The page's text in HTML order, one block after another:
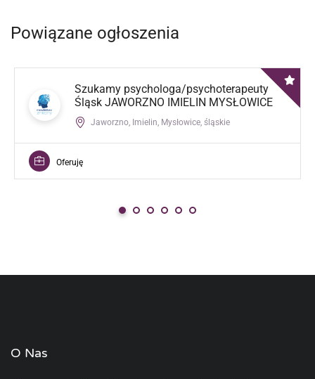
Powiązane ogłoszenia
Szukamy psychologa/psychoterapeuty
Śląsk JAWORZNO IMIELIN MYSŁOWICE
Jaworzno, Imielin, Mysłowice, śląskie
Oferuję
O Nas